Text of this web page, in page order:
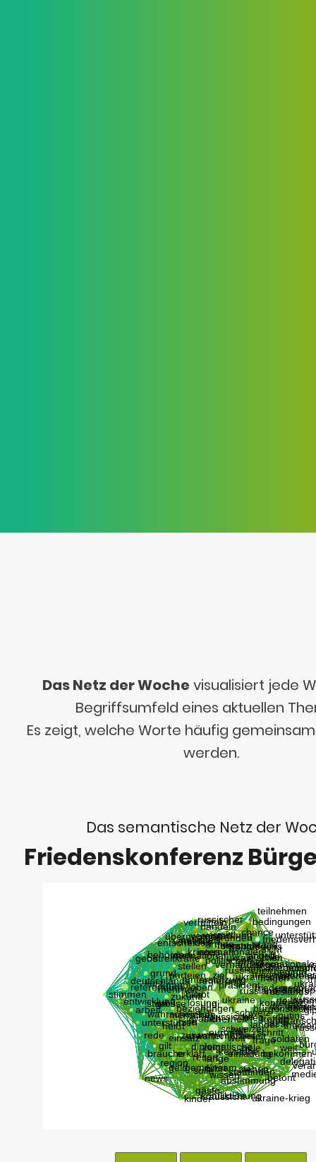
Das Netz der Woche visualisiert jede
Begriffsumfeld eines aktuellen
Es zeigt, welche Worte häufig
werden.
Das semantische Netz der
Friedenskonferenz